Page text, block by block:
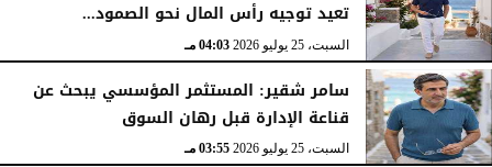
تعيد توجيه رأس المال نحو الصمود...
السبت، 25 يوليو 2026 04:03 مـ
سامر شقير: المستثمر المؤسسي يبحث عن
قناعة الإدارة قبل رهان السوق
السبت، 25 يوليو 2026 03:55 مـ